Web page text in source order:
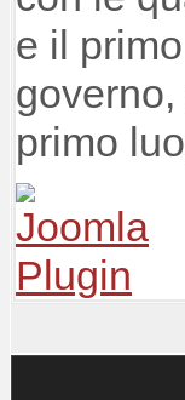
e il
primo